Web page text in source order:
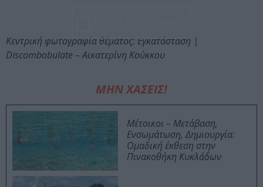
Κεντρική φωτογραφία θέματος: Εγκατάσταση |
Discombobulate – Αικατερίνη Κούκκου
ΜΗΝ ΧΑΣΕΙΣ!
Μέτοικοι – Μετάβαση,
Ενσωμάτωση, Δημιουργία:
Ομαδική έκθεση στην
Πινακοθήκη Κυκλάδων